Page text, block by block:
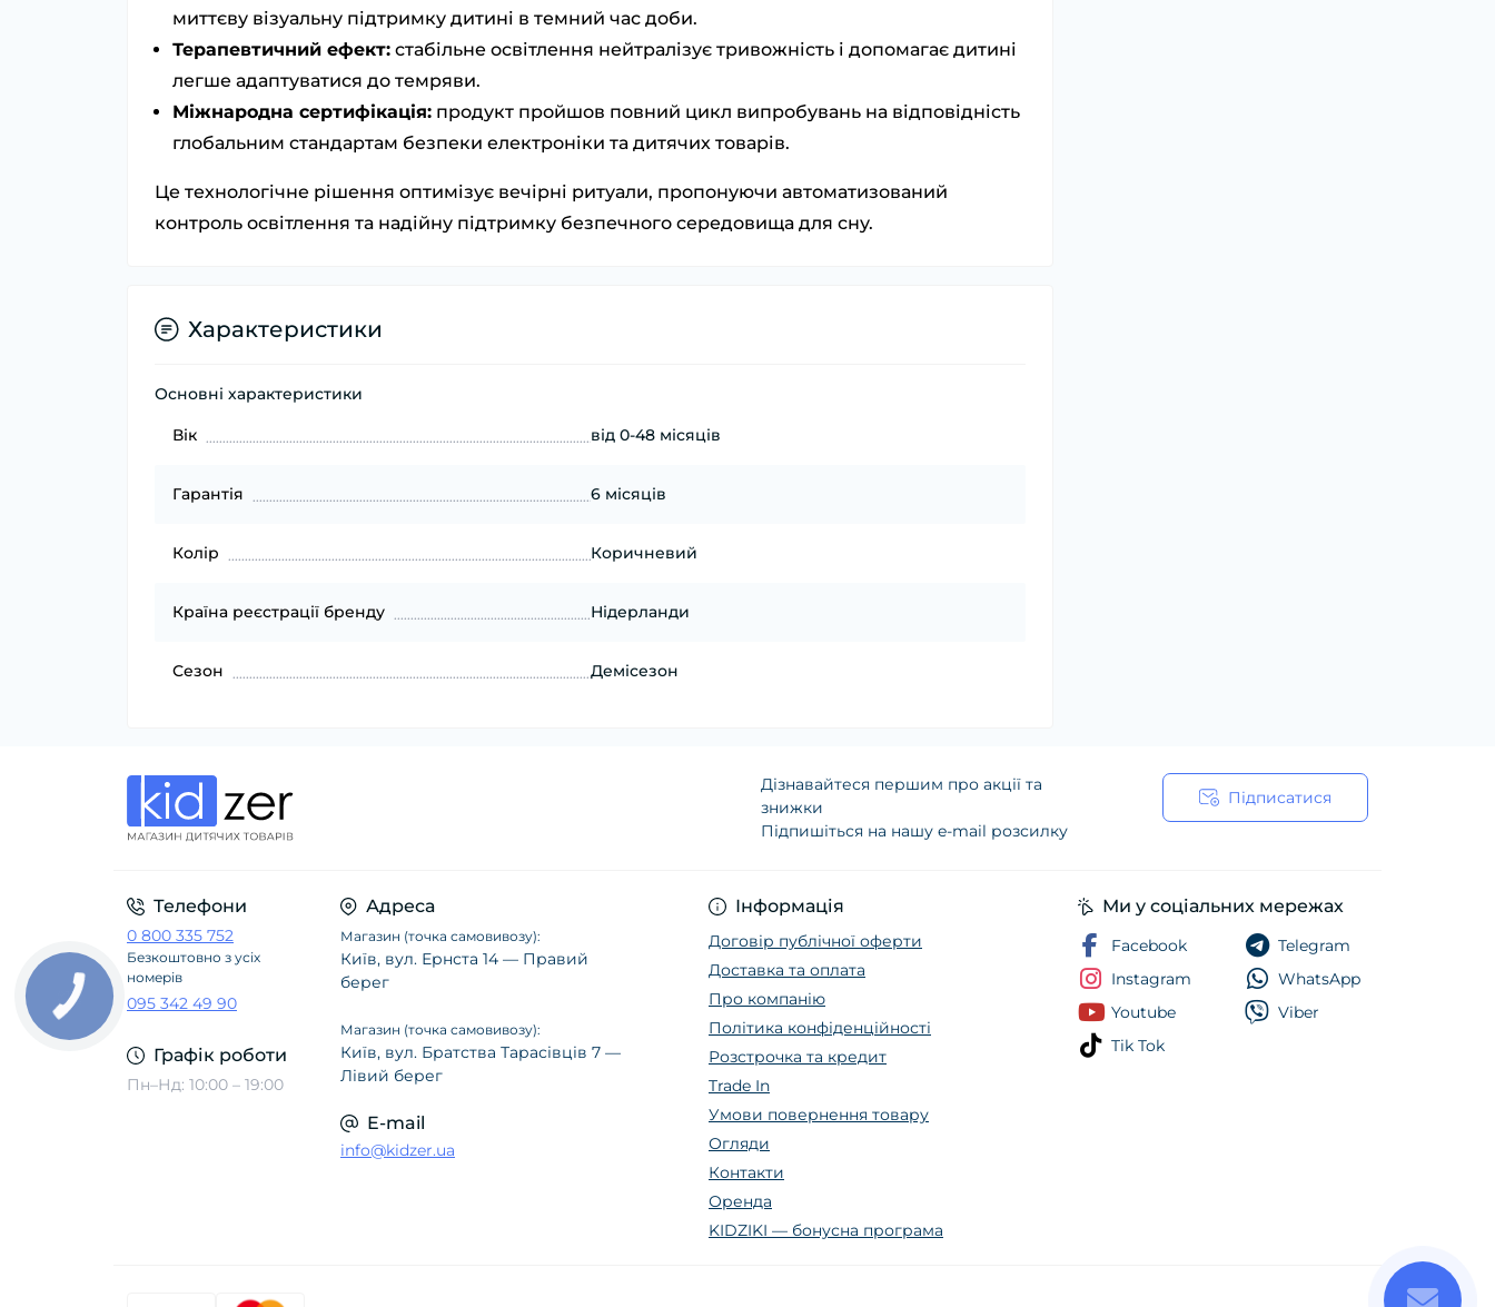
миттєву візуальну підтримку дитині в темний час доби.
Терапевтичний ефект: стабільне освітлення нейтралізує тривожність і допомагає дитині
легше адаптуватися до темряви.
Міжнародна сертифікація: продукт пройшов повний цикл випробувань на відповідність
глобальним стандартам безпеки електроніки та дитячих товарів.
Це технологічне рішення оптимізує вечірні ритуали, пропонуючи автоматизований
контроль освітлення та надійну підтримку безпечного середовища для сну.
Характеристики
Основні характеристики
Вік від 0-48 місяців
Гарантія 6 місяців
Колір Коричневий
Країна реєстрації бренду Нідерланди
Сезон Демісезон
Дізнавайтеся першим про акції та
знижки
Підпишіться на нашу e-mail розсилку
Підписатися
Політика конфіденційності
Телефони
0 800 335 752
Безкоштовно з усіх
номерів
095 342 49 90
Графік роботи
Пн–Нд: 10:00 – 19:00
Адреса
Магазин (точка самовивозу):
Київ, вул. Ернста 14 — Правий
берег
Магазин (точка самовивозу):
Київ, вул. Братства Тарасівців 7 —
Лівий берег
E-mail
info@kidzer.ua
Інформація
Договір публічної оферти
Доставка та оплата
Про компанію
Політика конфіденційності
Розстрочка та кредит
Trade In
Умови повернення товару
Огляди
Контакти
Оренда
KIDZIKI — бонусна програма
Ми у соціальних мережах
Facebook
Instagram
Youtube
Tik Tok
Telegram
WhatsApp
Viber